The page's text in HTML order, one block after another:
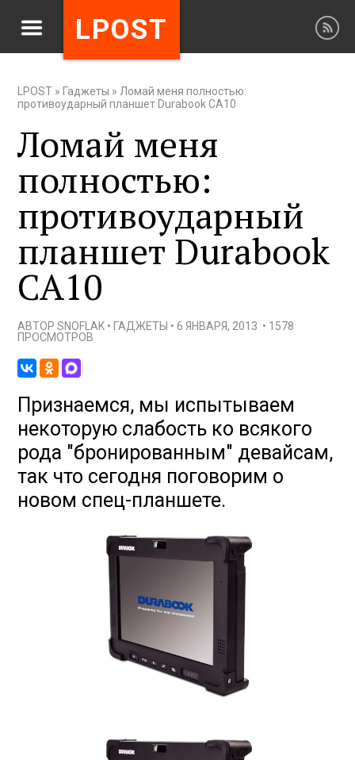
LPOST
LPOST » Гаджеты » Ломай меня полностью:
противоударный планшет Durabook CA10
Ломай меня
полностью:
противоударный
планшет Durabook
CA10
АВТОРSNOFLAK • ГАДЖЕТЫ •6 ЯНВАРЯ, 2013 • 1578
ПРОСМОТРОВ
Признаемся, мы испытываем
некоторую слабость ко всякого
рода "бронированным" девайсам,
так что сегодня поговорим о
новом спец-планшете.